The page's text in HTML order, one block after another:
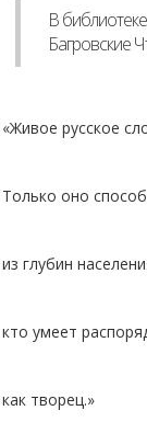
В
Багровские
«Живое русское
Только оно
из глубин
кто умеет
как творец.»